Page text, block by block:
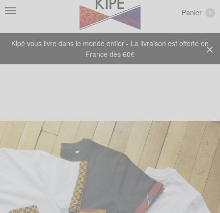
Kipé vous livre dans le monde entier - La livraison est offerte en
France dès 60€
Panier